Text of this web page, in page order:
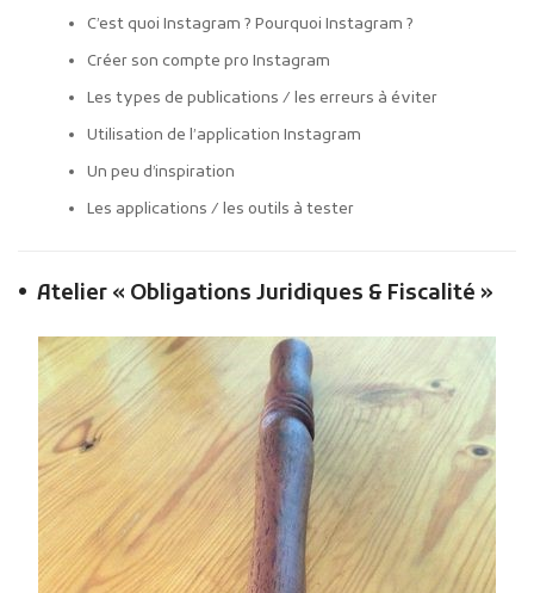
C’est quoi Instagram ? Pourquoi Instagram ?
Créer son compte pro Instagram
Les types de publications / les erreurs à éviter
Utilisation de l’application Instagram
Un peu d’inspiration
Les applications / les outils à tester
• Atelier « Obligations Juridiques & Fiscalité »